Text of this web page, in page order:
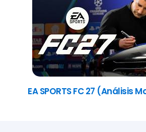
EA SPORTS FC 27 (Análisis